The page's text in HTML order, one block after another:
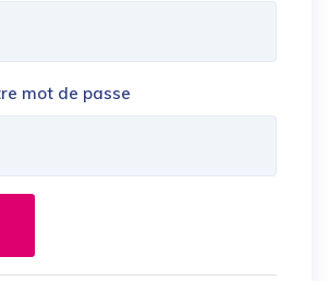
mot de passe